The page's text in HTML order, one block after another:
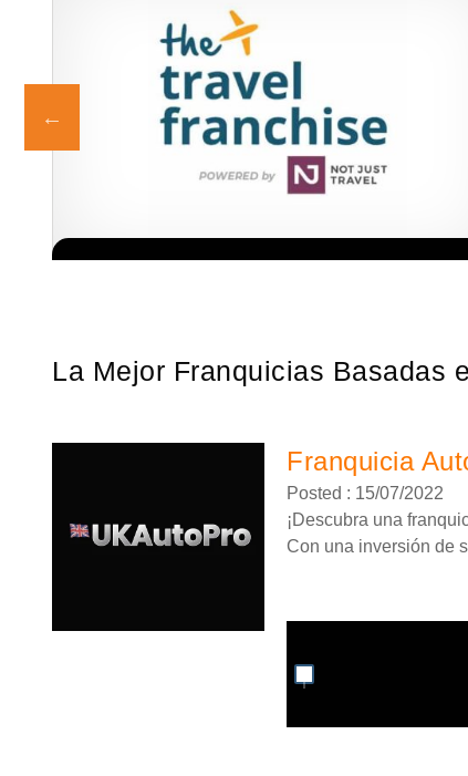
La Mejor Franquicias Basadas
Franquicia
Posted : 15/07/2022
¡Descubra una
Con una inversión de